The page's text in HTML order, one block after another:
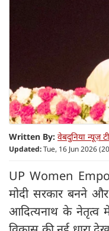
Written By: वेबदुनिया न्यूज़
Updated:Tue, 16 Jun 2026
UP Women
मोदी सरकार बनने
आदित्यनाथ के नेतृत्व